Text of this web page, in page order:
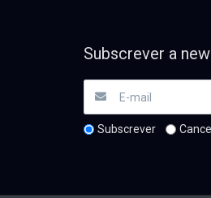
Subscrever a
Subscrever